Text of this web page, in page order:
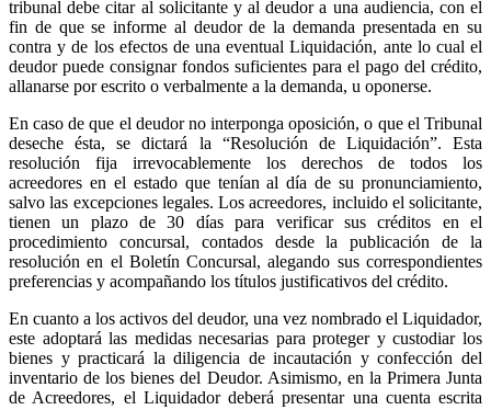
tribunal debe citar al solicitante y al deudor a una audiencia, con el
fin de que se informe al deudor de la demanda presentada en su
contra y de los efectos de una eventual Liquidación, ante lo cual el
deudor puede consignar fondos suficientes para el pago del crédito,
allanarse por escrito o verbalmente a la demanda, u oponerse.
En caso de que el deudor no interponga oposición, o que el Tribunal
deseche ésta, se dictará la “Resolución de Liquidación”. Esta
resolución fija irrevocablemente los derechos de todos los
acreedores en el estado que tenían al día de su pronunciamiento,
salvo las excepciones legales. Los acreedores, incluido el solicitante,
tienen un plazo de 30 días para verificar sus créditos en el
procedimiento concursal, contados desde la publicación de la
resolución en el Boletín Concursal, alegando sus correspondientes
preferencias y acompañando los títulos justificativos del crédito.
En cuanto a los activos del deudor, una vez nombrado el Liquidador,
este adoptará las medidas necesarias para proteger y custodiar los
bienes y practicará la diligencia de incautación y confección del
inventario de los bienes del Deudor. Asimismo, en la Primera Junta
de Acreedores, el Liquidador deberá presentar una cuenta escrita